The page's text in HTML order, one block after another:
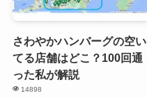
さわやかハンバーグの空い
てる店舗はどこ？100回通
った私が解説
14898